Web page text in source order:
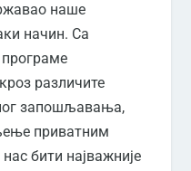
наше
начин. Са
различите
запошљавања,
приватним
бити најважније